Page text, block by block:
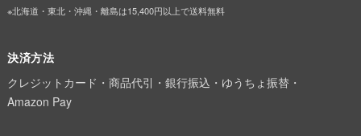
※北海道・東北・沖縄・離島は15,400円以上で送料無料
決済方法
クレジットカード・商品代引・銀行振込・ゆうちょ振替・
Amazon Pay